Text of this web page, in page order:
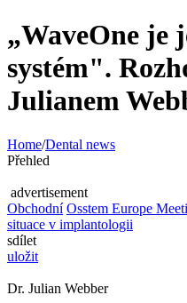
„WaveOne je
systém".
Julianem
Home/Dental news
Přehled
advertisement
Obchodní Osstem Europe
situace v implantologii
sdílet
uložit
Dr. Julian Webber